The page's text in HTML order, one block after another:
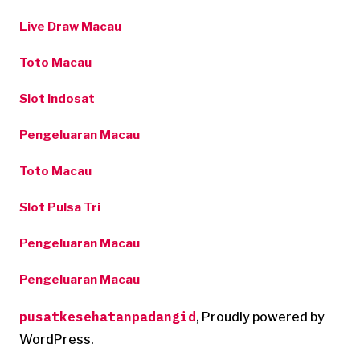
Live Draw Macau
Toto Macau
Slot Indosat
Pengeluaran Macau
Toto Macau
Slot Pulsa Tri
Pengeluaran Macau
Pengeluaran Macau
pusatkesehatanpadangid, Proudly powered by
WordPress.